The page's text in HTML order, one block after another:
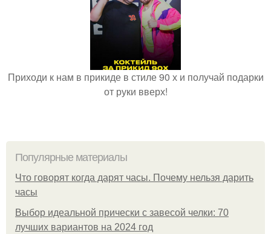
Приходи к нам в прикиде в стиле 90 х и получай подарки
от руки вверх!
Популярные материалы
Что говорят когда дарят часы. Почему нельзя дарить
часы
Выбор идеальной прически с завесой челки: 70
лучших вариантов на 2024 год